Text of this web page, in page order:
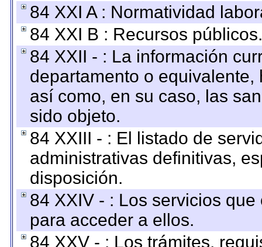
84 XXI A : Normatividad
84 XXI B : Recursos públicos.
84 XXII - : La información
departamento o
así como, en su caso, las
sido objeto.
84 XXIII - : El listado de
administrativas definitivas,
disposición.
84 XXIV - : Los servicios
para acceder a ellos.
84 XXV - : Los trámites,